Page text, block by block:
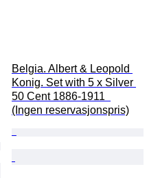
Belgia. Albert & Leopold
Konig. Set with 5 x Silver
50 Cent 1886-1911
(Ingen reservasjonspris)